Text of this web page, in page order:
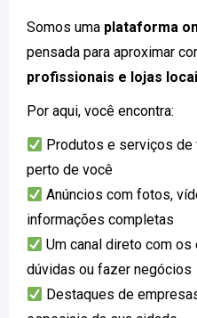
Somos uma plataforma
pensada para aproximar
profissionais e lojas
Por aqui, você encontra:
Produtos e serviços de
perto de você
Anúncios com fotos,
informações completas
Um canal direto com
dúvidas ou fazer negócios
Destaques de